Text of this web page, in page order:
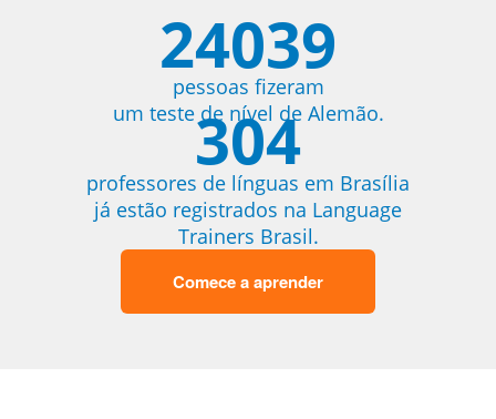
24039
pessoas fizeram
um teste de nível de Alemão.
304
professores de línguas em Brasília
já estão registrados na Language
Trainers Brasil.
Comece a aprender